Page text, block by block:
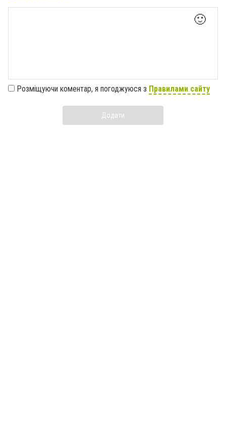
🙂
Розміщуючи коментар, я погоджуюся з Правилами сайту
Додати